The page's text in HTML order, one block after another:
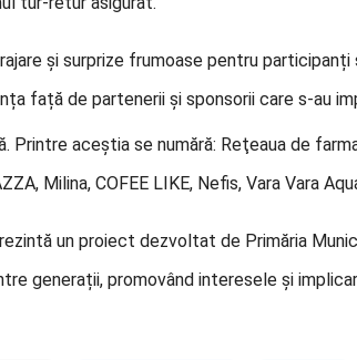
și surprize frumoase pentru
față de partenerii și sponsorii care s-au
aceștia se numără: Reţeaua de
Milina, COFEE LIKE, Nefis, Vara Vara
un proiect dezvoltat de Primăria
generații, promovând interesele și